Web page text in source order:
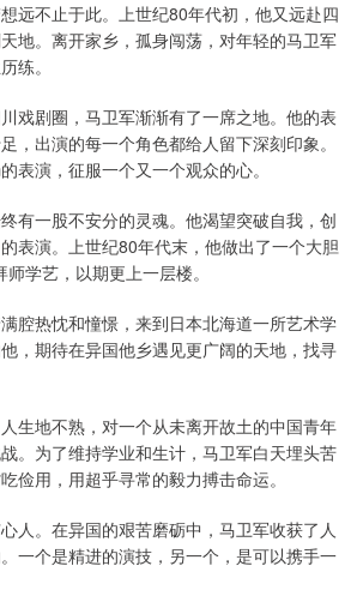
远不止于此。上世纪80年代初，他又远赴四
地。离开家乡，孤身闯荡，对年轻的马卫军
练。
戏剧圈，马卫军渐渐有了一席之地。他的表
，出演的每一个角色都给人留下深刻印象。
表演，征服一个又一个观众的心。
有一股不安分的灵魂。他渴望突破自我，创
表演。上世纪80年代末，他做出了一个大胆
学艺，以期更上一层楼。
腔热忱和憧憬，来到日本北海道一所艺术学
，期待在异国他乡遇见更广阔的天地，找寻
生地不熟，对一个从未离开故土的中国青年
。为了维持学业和生计，马卫军白天埋头苦
俭用，用超乎寻常的毅力搏击命运。
人。在异国的艰苦磨砺中，马卫军收获了人
一个是精进的演技，另一个，是可以携手一